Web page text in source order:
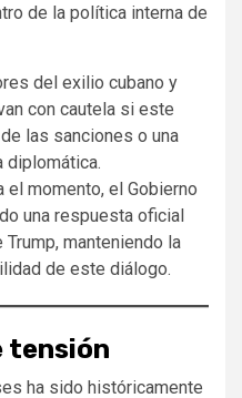
de la política interna de
del exilio cubano y
con cautela si este
las sanciones o una
diplomática.
el momento, el Gobierno
una respuesta oficial
manteniendo la
de este diálogo.
tensión
ha sido históricamente